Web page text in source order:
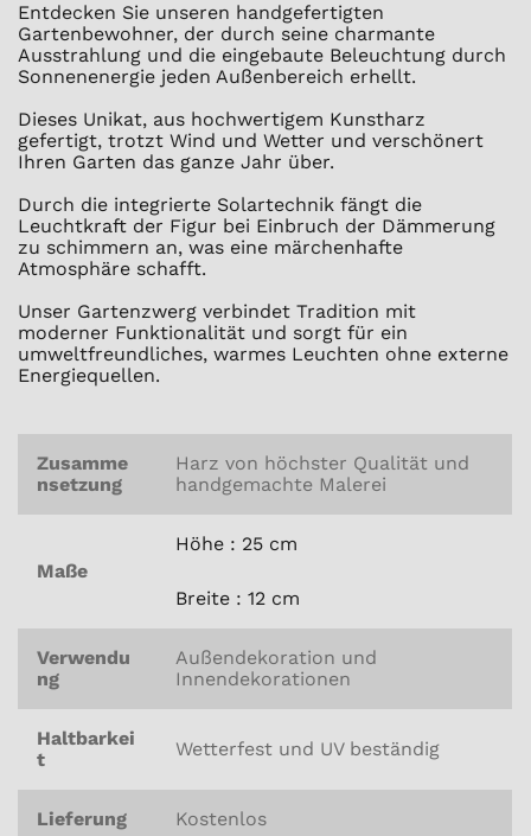
Entdecken Sie unseren handgefertigten
Gartenbewohner, der durch seine charmante
Ausstrahlung und die eingebaute Beleuchtung durch
Sonnenenergie jeden Außenbereich erhellt.
Dieses Unikat, aus hochwertigem Kunstharz
gefertigt, trotzt Wind und Wetter und verschönert
Ihren Garten das ganze Jahr über.
Durch die integrierte Solartechnik fängt die
Leuchtkraft der Figur bei Einbruch der Dämmerung
zu schimmern an, was eine märchenhafte
Atmosphäre schafft.
Unser Gartenzwerg verbindet Tradition mit
moderner Funktionalität und sorgt für ein
umweltfreundliches, warmes Leuchten ohne externe
Energiequellen.
Zusamme
nsetzung
Harz von höchster Qualität und
handgemachte Malerei
Maße
Höhe : 25 cm
Breite : 12 cm
Verwendu
ng
Außendekoration und
Innendekorationen
Haltbarkei
t
Wetterfest und UV beständig
Lieferung Kostenlos